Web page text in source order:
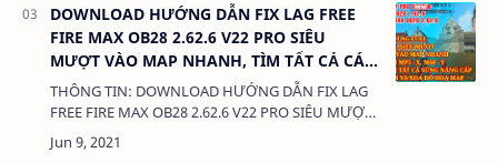
DOWNLOAD HƯỚNG DẪN FIX LAG FREE
FIRE MAX OB28 2.62.6 V22 PRO SIÊU
MƯỢT VÀO MAP NHANH, TÌM TẤT CẢ CÁC
SÚNG NÂNG CẤP
THÔNG TIN: DOWNLOAD HƯỚNG DẪN FIX LAG
FREE FIRE MAX OB28 2.62.6 V22 PRO SIÊU MƯỢT
VÀO MAP NHANH, TÌM TẤT CẢ CÁC SÚNG NÂNG